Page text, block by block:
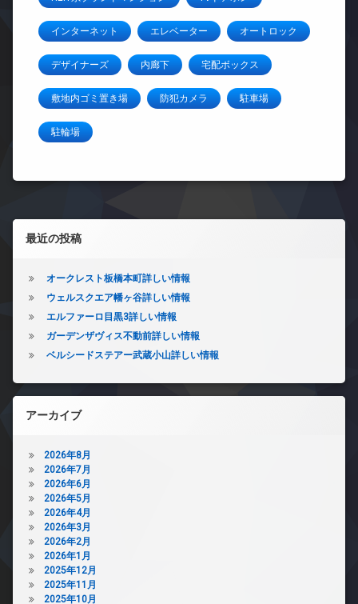
インターネット エレベーター オートロック
デザイナーズ 内廊下 宅配ボックス
敷地内ゴミ置き場 防犯カメラ 駐車場
駐輪場
左サイドバー
最近の投稿
オークレスト板橋本町詳しい情報
ウェルスクエア幡ヶ谷詳しい情報
エルファーロ目黒3詳しい情報
ガーデンザヴィス不動前詳しい情報
ベルシードステアー武蔵小山詳しい情報
アーカイブ
2026年8月
2026年7月
2026年6月
2026年5月
2026年4月
2026年3月
2026年2月
2026年1月
2025年12月
2025年11月
2025年10月